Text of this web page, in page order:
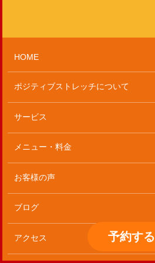
予約する
HOME
ポジティブストレッチについて
サービス
メニュー・料金
お客様の声
ブログ
アクセス